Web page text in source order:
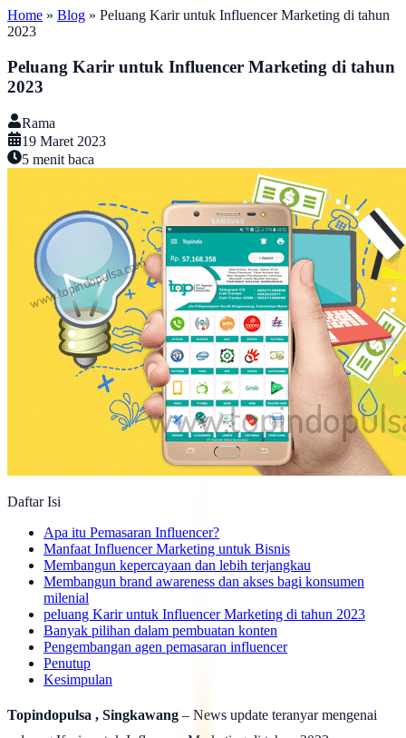
Home » Blog » Peluang Karir untuk Influencer Marketing di tahun
2023
Peluang Karir untuk Influencer Marketing di tahun
2023
Rama
19 Maret 2023
5 menit baca
Daftar Isi
Apa itu Pemasaran Influencer?
Manfaat Influencer Marketing untuk Bisnis
Membangun kepercayaan dan lebih terjangkau
Membangun brand awareness dan akses bagi konsumen
milenial
peluang Karir untuk Influencer Marketing di tahun 2023
Banyak pilihan dalam pembuatan konten
Pengembangan agen pemasaran influencer
Penutup
Kesimpulan
Topindopulsa , Singkawang – News update teranyar mengenai